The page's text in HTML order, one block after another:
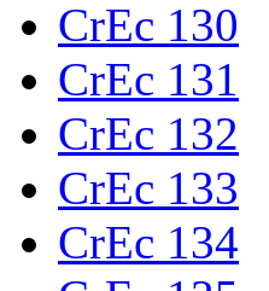
CrEc 130
CrEc 131
CrEc 132
CrEc 133
CrEc 134